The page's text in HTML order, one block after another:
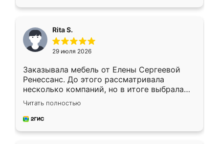
Rita S.
29 июля 2026
Заказывала мебель от Елены Сергеевой
Ренессанс. До этого рассматривала
несколько компаний, но в итоге выбрала
эту. Сначала обговорили условия, потом
приехал замерщик, всё спокойно объяснил
и снял размеры. Изготовили в срок, с
Читать полностью